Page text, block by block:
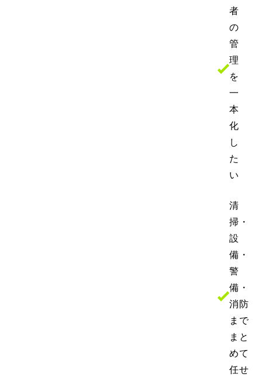
者
の
管
理
を
一
本
化
し
た
い
清
掃・
設
備・
警
備・
消防
まで
まと
めて
任せ